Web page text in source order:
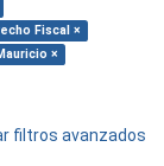
Fiscal ×
×
filtros avanzados